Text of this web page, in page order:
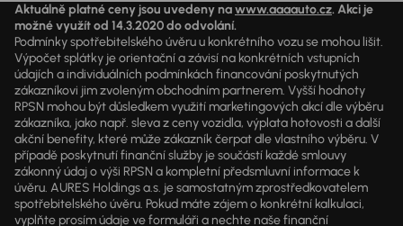
Aktuálně platné ceny jsou uvedeny nawww.aaaauto.cz. Akci je
možné využít od 14.3.2020 do odvolání.
Podmínky spotřebitelského úvěru u konkrétního vozu se mohou lišit.
Výpočet splátky je orientační a závisí na konkrétních vstupních
údajích a individuálních podmínkách financování poskytnutých
zákazníkovi jim zvoleným obchodním partnerem. Vyšší hodnoty
RPSN mohou být důsledkem využití marketingových akcí dle výběru
zákazníka, jako např. sleva z ceny vozidla, výplata hotovosti a další
akční benefity, které může zákazník čerpat dle vlastního výběru. V
případě poskytnutí finanční služby je součástí každé smlouvy
zákonný údaj o výši RPSN a kompletní předsmluvní informace k
úvěru. AURES Holdings a.s. je samostatným zprostředkovatelem
spotřebitelského úvěru. Pokud máte zájem o konkrétní kalkulaci,
vyplňte prosím údaje ve formuláři a nechte naše finanční